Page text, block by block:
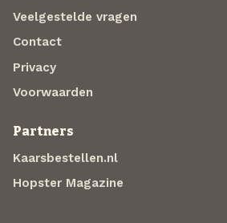
Veelgestelde vragen
Contact
Privacy
Voorwaarden
Partners
Kaarsbestellen.nl
Hopster Magazine